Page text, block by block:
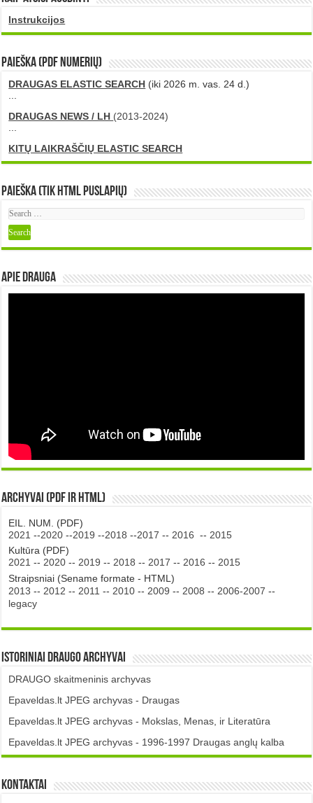
Instrukcijos
PAIEŠKA (PDF numerių)
DRAUGAS ELASTIC SEARCH (iki 2026 m. vas. 24 d.)
...
DRAUGAS NEWS / LH (2013-2024)
...
KITŲ LAIKRAŠČIŲ ELASTIC SEARCH
Paieška (tik HTML puslapių)
Apie DRAUGA
Archyvai (PDF ir HTML)
EIL. NUM. (PDF)
2021 --2020 --2019 --2018 --2017 -- 2016 -- 2015
Kultūra (PDF)
2021 -- 2020 -- 2019 -- 2018 -- 2017 -- 2016 -- 2015
Straipsniai (Sename formate - HTML)
2013 -- 2012 -- 2011 -- 2010 -- 2009 -- 2008 -- 2006-2007 --
legacy
Istoriniai DRAUGO Archyvai
DRAUGO skaitmeninis archyvas
Epaveldas.lt JPEG archyvas - Draugas
Epaveldas.lt JPEG archyvas - Mokslas, Menas, ir Literatūra
Epaveldas.lt JPEG archyvas - 1996-1997 Draugas anglų kalba
Kontaktai